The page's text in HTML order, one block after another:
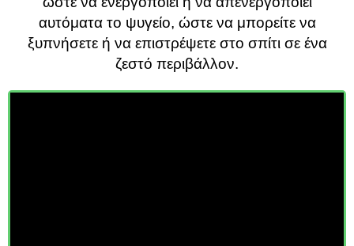
αυτόματα το ψυγείο, ώστε να μπορείτε να
ξυπνήσετε ή να επιστρέψετε στο σπίτι σε ένα
ζεστό περιβάλλον.